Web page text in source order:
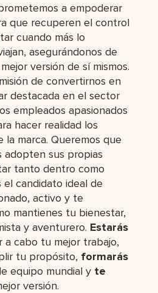
a empoderar
que recuperen el control
cuando más lo
asegurándonos de
versión de sí mismos.
de convertirnos en
destacada en el sector
empleados apasionados
hacer realidad los
la marca. Queremos que
adopten sus propias
tanto dentro como
candidato ideal de
activo y te
mantienes tu bienestar,
y aventurero. Estarás
a cabo tu mejor trabajo,​
tu propósito, formarás
equipo mundial y te
versión.